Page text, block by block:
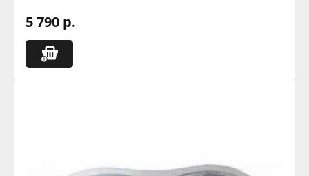
5 790 р.